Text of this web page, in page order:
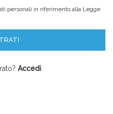
personali in riferimento alla Legge
Accedi